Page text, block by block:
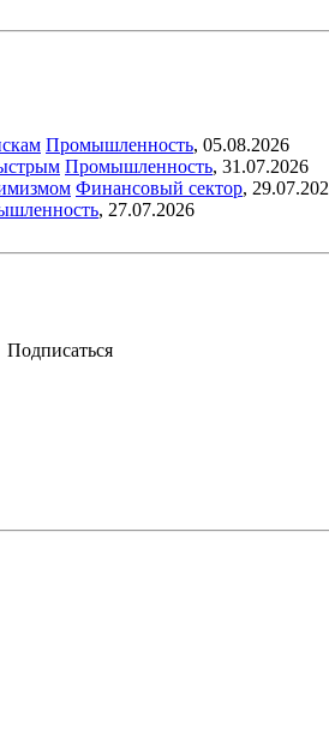
Промышленность, 05.08.2026
Промышленность, 31.07.2026
Финансовый сектор,
, 27.07.2026
Подписаться